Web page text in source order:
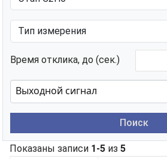
Время отклика, до (сек.)
Поиск
Показаны записи 1-5 из 5